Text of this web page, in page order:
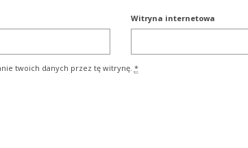
Witryna internetowa
twoich danych przez tę witrynę. *